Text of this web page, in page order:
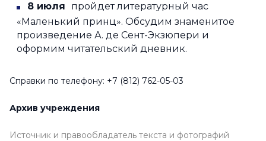
8 июля пройдет литературный час
«Маленький принц». Обсудим знаменитое
произведение А. де Сент-Экзюпери и
оформим читательский дневник.
Справки по телефону: +7 (812) 762-05-03
Архив учреждения
Источник и правообладатель текста и фотографий